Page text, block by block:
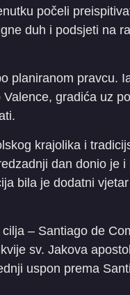
počeli
duh i podsjeti na
planiranom pravcu.
gradića uz
krajolika i
dan donio je
bila je dodatni
– Santiago de
sv. Jakova
uspon prema